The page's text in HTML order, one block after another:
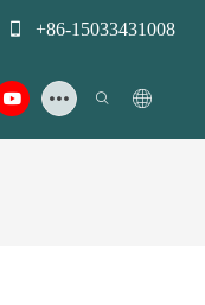
+86-15033431008